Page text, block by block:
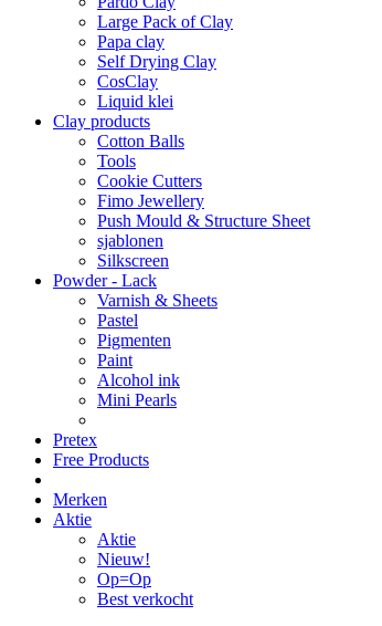
Large Pack of Clay
Papa clay
Self Drying Clay
CosClay
Liquid klei
Clay products
Cotton Balls
Tools
Cookie Cutters
Fimo Jewellery
Push Mould & Structure Sheet
sjablonen
Silkscreen
Powder - Lack
Varnish & Sheets
Pastel
Pigmenten
Paint
Alcohol ink
Mini Pearls
Pretex
Free Products
Merken
Aktie
Aktie
Nieuw!
Op=Op
Best verkocht